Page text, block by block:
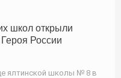
школ открыли
России
ялтинской школы № 8 в